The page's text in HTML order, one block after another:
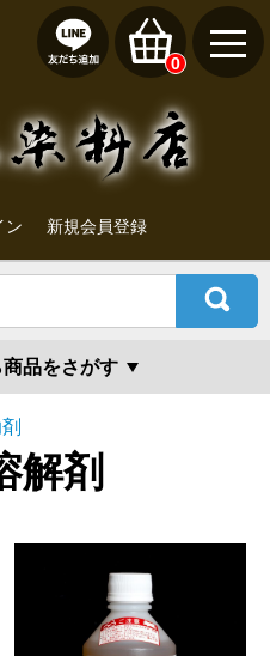
ン 新規会員登録
0
品をさがす
解剤